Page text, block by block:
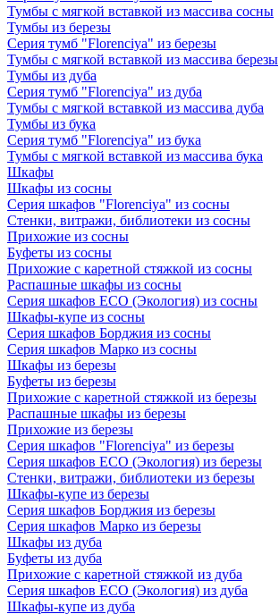
Тумбы с мягкой вставкой из массива сосны
Тумбы из березы
Серия тумб "Florenciya" из березы
Тумбы с мягкой вставкой из массива березы
Тумбы из дуба
Серия тумб "Florenciya" из дуба
Тумбы с мягкой вставкой из массива дуба
Тумбы из бука
Серия тумб "Florenciya" из бука
Тумбы с мягкой вставкой из массива бука
Шкафы
Шкафы из сосны
Серия шкафов "Florenciya" из сосны
Стенки, витражи, библиотеки из сосны
Прихожие из сосны
Буфеты из сосны
Прихожие с каретной стяжкой из сосны
Распашные шкафы из сосны
Серия шкафов ECO (Экология) из сосны
Шкафы-купе из сосны
Серия шкафов Борджия из сосны
Серия шкафов Марко из сосны
Шкафы из березы
Буфеты из березы
Прихожие с каретной стяжкой из березы
Распашные шкафы из березы
Прихожие из березы
Серия шкафов "Florenciya" из березы
Серия шкафов ECO (Экология) из березы
Стенки, витражи, библиотеки из березы
Шкафы-купе из березы
Серия шкафов Борджия из березы
Серия шкафов Марко из березы
Шкафы из дуба
Буфеты из дуба
Прихожие с каретной стяжкой из дуба
Серия шкафов ECO (Экология) из дуба
Шкафы-купе из дуба